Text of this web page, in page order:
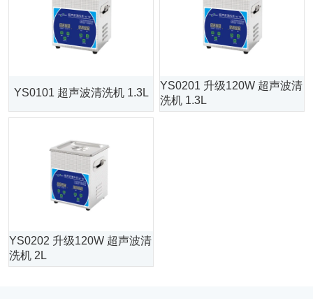
YS0101 超声波清洗机 1.3L
YS0201 升级120W 超声波清
洗机 1.3L
YS0202 升级120W 超声波清
洗机 2L